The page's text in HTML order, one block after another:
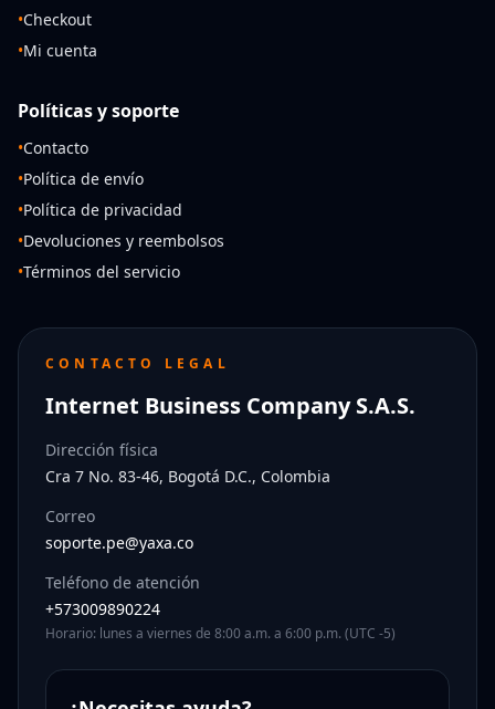
•Checkout
•Mi cuenta
Políticas y soporte
•Contacto
•Política de envío
•Política de privacidad
•Devoluciones y reembolsos
•Términos del servicio
CONTACTO LEGAL
Internet Business Company S.A.S.
Dirección física
Cra 7 No. 83-46, Bogotá D.C., Colombia
Correo
soporte.pe@yaxa.co
Teléfono de atención
+573009890224
Horario: lunes a viernes de 8:00 a.m. a 6:00 p.m. (UTC -5)